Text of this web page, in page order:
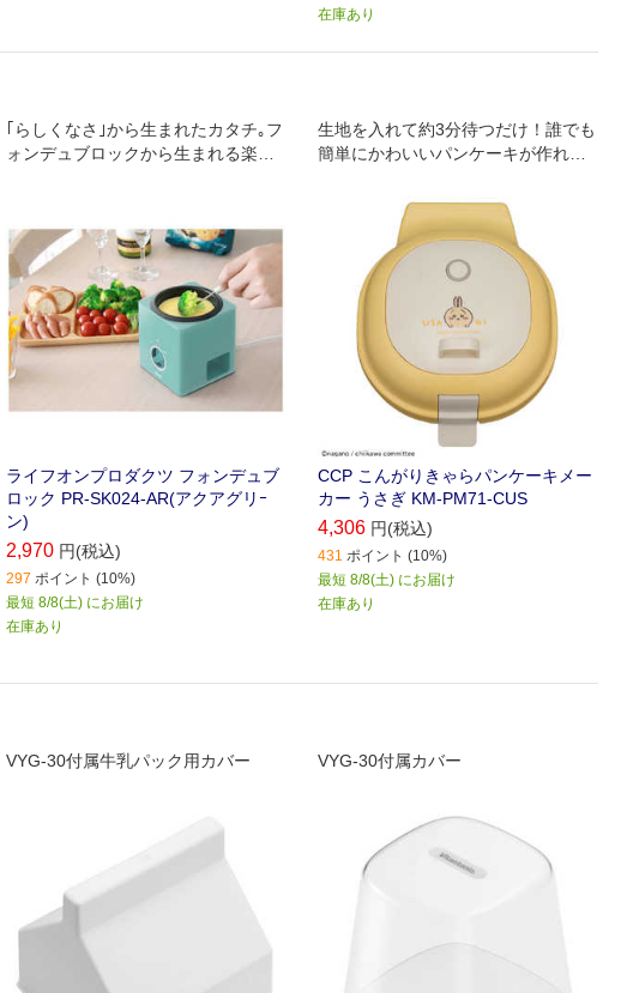
在庫あり
｢らしくなさ｣から生まれたカタチ｡フ
ォンデュブロックから生まれる楽し
ライフオンプロダクツ フォンデュブ
ロック PR-SK024-AR(アクアグリｰ
ン)
2,970 円(税込)
297 ポイント (10%)
最短 8/8(土) にお届け
在庫あり
生地を入れて約3分待つだけ！誰でも
簡単にかわいいパンケーキが作れま
CCP こんがりきゃらパンケーキメー
カー うさぎ KM-PM71-CUS
4,306 円(税込)
431 ポイント (10%)
最短 8/8(土) にお届け
在庫あり
VYG-30付属牛乳パック用カバー VYG-30付属カバー